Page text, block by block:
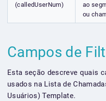
(calledUserNum)
ao
ou
Campos de
Esta seção descreve quais
usados na Lista de
Usuários) Template.